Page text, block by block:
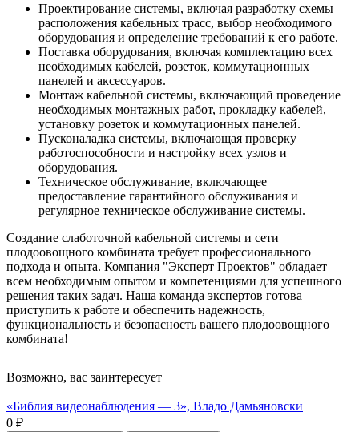
Проектирование системы, включая разработку схемы
расположения кабельных трасс, выбор необходимого
оборудования и определение требований к его работе.
Поставка оборудования, включая комплектацию всех
необходимых кабелей, розеток, коммутационных
панелей и аксессуаров.
Монтаж кабельной системы, включающий проведение
необходимых монтажных работ, прокладку кабелей,
установку розеток и коммутационных панелей.
Пусконаладка системы, включающая проверку
работоспособности и настройку всех узлов и
оборудования.
Техническое обслуживание, включающее
предоставление гарантийного обслуживания и
регулярное техническое обслуживание системы.
Создание слаботочной кабельной системы и сети
плодоовощного комбината требует профессионального
подхода и опыта. Компания "Эксперт Проектов" обладает
всем необходимым опытом и компетенциями для успешного
решения таких задач. Наша команда экспертов готова
приступить к работе и обеспечить надежность,
функциональность и безопасность вашего плодоовощного
комбината!
Возможно, вас заинтересует
«Библия видеонаблюдения — 3», Владо Дамьяновски
0 ₽